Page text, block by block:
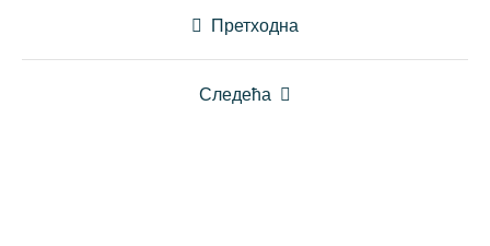
Претходна
Следећа